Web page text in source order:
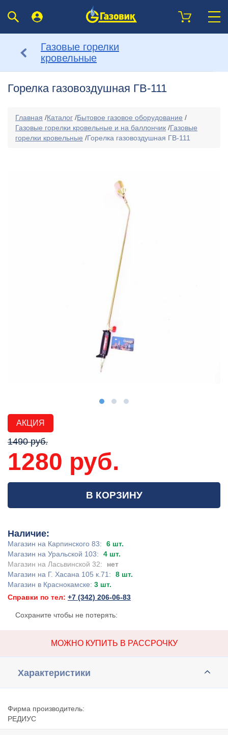
Газовые горелки
кровельные
Горелка газовоздушная ГВ-111
Главная /Каталог /Бытовое газовое оборудование /
Газовые горелки кровельные и на баллончик /Газовые
горелки кровельные /Горелка газовоздушная ГВ-111
АКЦИЯ
1490 руб.
1280 руб.
В КОРЗИНУ
Наличие:
Магазин на Карпинского 83:
6 шт.
Магазин на Уральской 103:
4 шт.
Магазин на Ласьвинской 32:
нет
Магазин на Г. Хасана 105 к.71:
8 шт.
Магазин в Краснокамске: 3 шт.
Справки по тел: +7 (342) 206-06-83
Сохраните чтобы не потерять:
МОЖНО КУПИТЬ В РАССРОЧКУ
Характеристики
Фирма производитель:
РЕДИУС